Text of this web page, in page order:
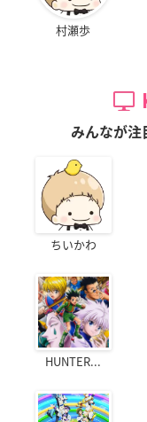
村瀬歩
みんなが注
ちいかわ
HUNTER...